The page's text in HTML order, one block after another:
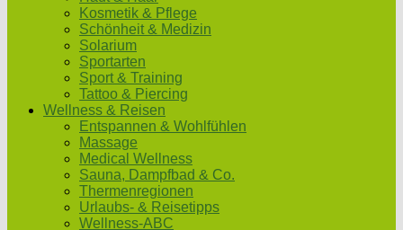
Kosmetik & Pflege
Schönheit & Medizin
Solarium
Sportarten
Sport & Training
Tattoo & Piercing
Wellness & Reisen
Entspannen & Wohlfühlen
Massage
Medical Wellness
Sauna, Dampfbad & Co.
Thermenregionen
Urlaubs- & Reisetipps
Wellness-ABC